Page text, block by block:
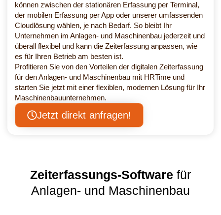
können zwischen der stationären Erfassung per Terminal,
der mobilen Erfassung per App oder unserer umfassenden
Cloudlösung wählen, je nach Bedarf. So bleibt Ihr
Unternehmen im Anlagen- und Maschinenbau jederzeit und
überall flexibel und kann die Zeiterfassung anpassen, wie
es für Ihren Betrieb am besten ist.
Profitieren Sie von den Vorteilen der digitalen Zeiterfassung
für den Anlagen- und Maschinenbau mit HRTime und
starten Sie jetzt mit einer flexiblen, modernen Lösung für Ihr
Maschinenbauunternehmen.
Jetzt direkt anfragen!
Zeiterfassungs-Software für
Anlagen- und Maschinenbau